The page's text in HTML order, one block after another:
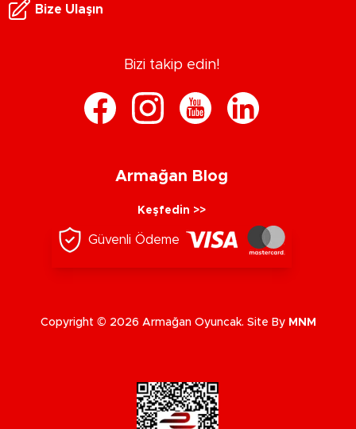
Bize Ulaşın
Bizi takip edin!
Armağan Blog
Keşfedin >>
Güvenli Ödeme
Copyright © 2026 Armağan Oyuncak. Site By MNM